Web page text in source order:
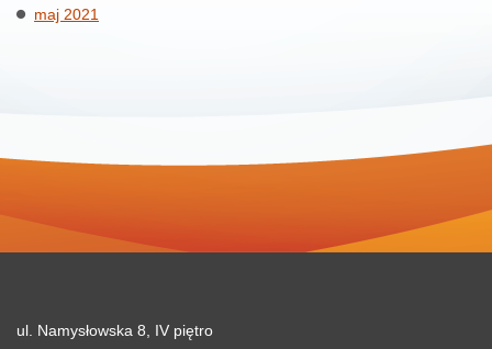
maj 2021
ul. Namysłowska 8, IV piętro